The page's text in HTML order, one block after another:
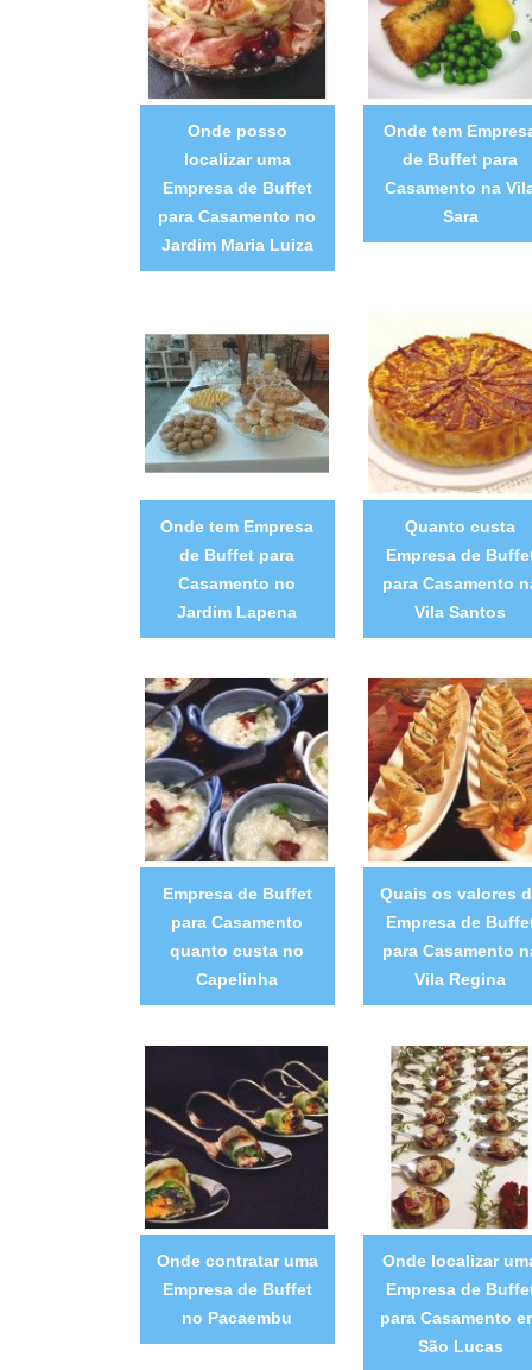
Onde posso
localizar uma
Empresa de Buffet
para Casamento no
Jardim Maria Luiza
Onde tem
de Buffet para
Casamento na
Sara
Onde tem Empresa
de Buffet para
Casamento no
Jardim Lapena
Quanto custa
Empresa de
para Casamento
Vila Santos
Empresa de Buffet
para Casamento
quanto custa no
Capelinha
Quais os valores
Empresa de
para Casamento
Vila Regina
Onde contratar uma
Empresa de Buffet
no Pacaembu
Onde localizar
Empresa de
para Casamento
São Lucas